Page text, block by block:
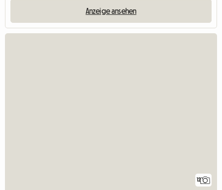
Anzeige ansehen
12